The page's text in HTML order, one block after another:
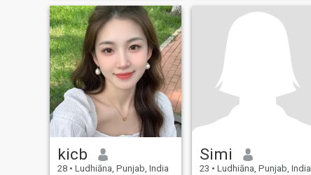
kicb
28 • Ludhiāna, Punjab, India
Simi
23 • Ludhiāna, Punjab, India